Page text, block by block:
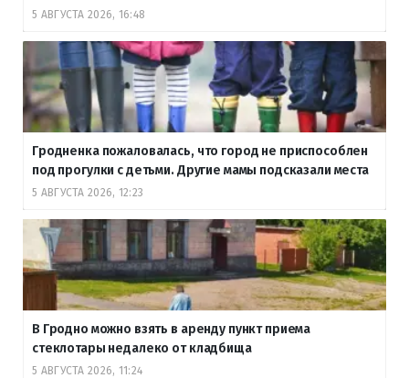
5 АВГУСТА 2026, 16:48
Гродненка пожаловалась, что город не приспособлен
под прогулки с детьми. Другие мамы подсказали места
5 АВГУСТА 2026, 12:23
В Гродно можно взять в аренду пункт приема
стеклотары недалеко от кладбища
5 АВГУСТА 2026, 11:24